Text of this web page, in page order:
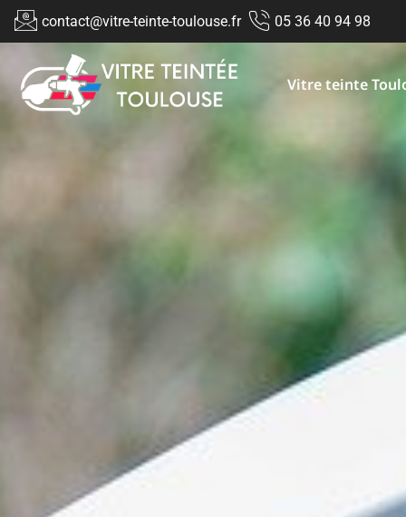
contact@vitre-teinte-toulouse.fr 05 36 40 94 98
Vitre teinte